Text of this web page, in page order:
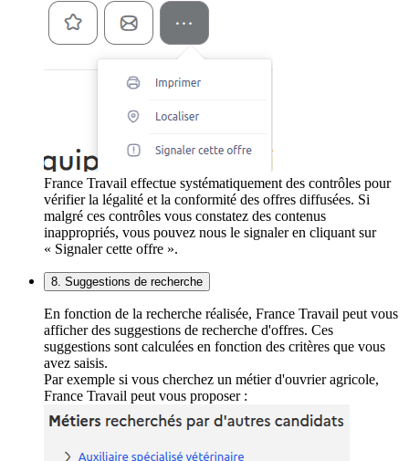
France Travail effectue systématiquement des contrôles pour
vérifier la légalité et la conformité des offres diffusées. Si
malgré ces contrôles vous constatez des contenus
inappropriés, vous pouvez nous le signaler en cliquant sur
« Signaler cette offre ».
8. Suggestions de recherche
En fonction de la recherche réalisée, France Travail peut vous
afficher des suggestions de recherche d'offres. Ces
suggestions sont calculées en fonction des critères que vous
avez saisis.
Par exemple si vous cherchez un métier d'ouvrier agricole,
France Travail peut vous proposer :